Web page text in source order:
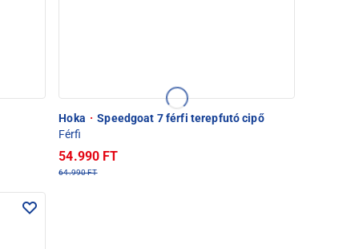
Hoka · Speedgoat 7 férfi terepfutó cipő
Férfi
54.990 FT
64.990 FT